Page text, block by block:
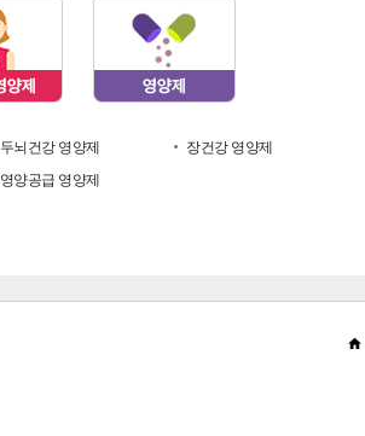
두뇌건강 영양제
장건강 영양제
영양공급 영양제